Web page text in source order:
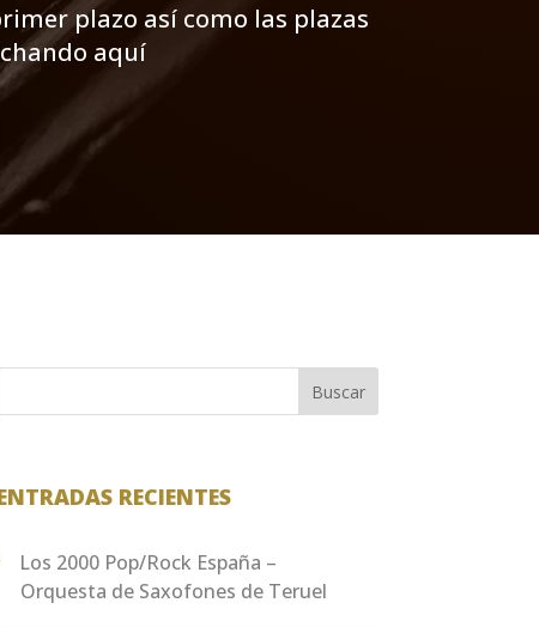
plazo así como las plazas
aquí
Buscar
RECIENTES
Los 2000 Pop/Rock España –
Orquesta de Saxofones de Teruel